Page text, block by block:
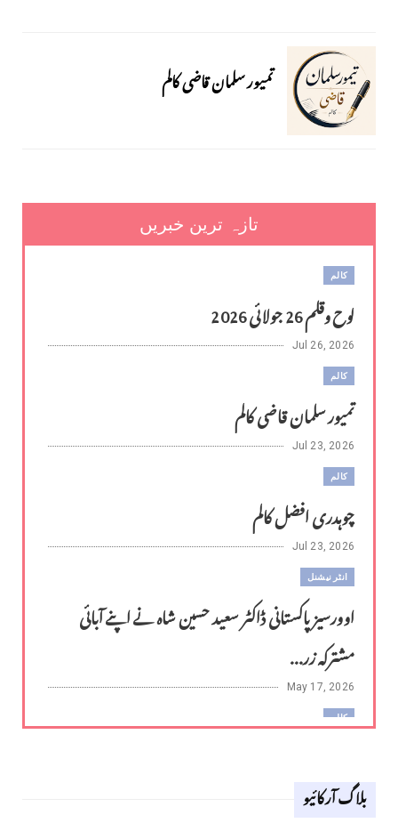
تمیور سلمان قاضی کالم
تازہ ترین خبریں
کالم
لوح وقلم 26 جولائی 2026
Jul 26, 2026
کالم
تمیور سلمان قاضی کالم
Jul 23, 2026
کالم
چوہدری افضل کالم
Jul 23, 2026
انٹر نیشنل
اوورسیز پاکستانی ڈاکٹر سعید حسین شاہ نے اپنے آبائی
مشترکہ زر...
May 17, 2026
کالم
Apr 18, 2026
بلاگ آرکائیو